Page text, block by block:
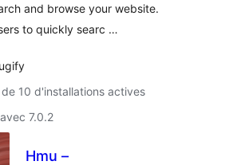
and browse your website.
to quickly searc …
de 10 d'installations actives
7.0.2
Hmu –